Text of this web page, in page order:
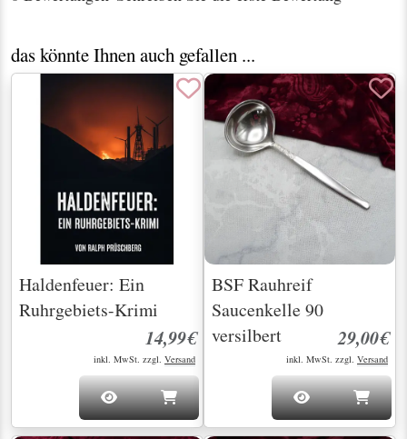
das könnte Ihnen auch gefallen ...
Haldenfeuer: Ein
Ruhrgebiets-Krimi
14,99€
inkl. MwSt. zzgl. Versand
BSF Rauhreif
Saucenkelle 90
versilbert
29,00€
inkl. MwSt. zzgl. Versand